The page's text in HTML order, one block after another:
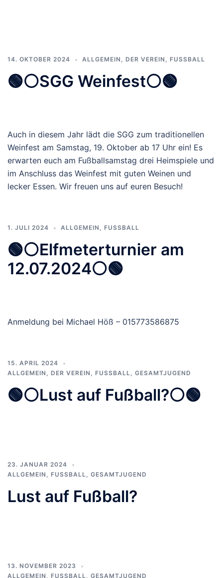
14. OKTOBER 2024 ALLGEMEIN DER VEREIN FUSSBALL
🟢⚪️SGG Weinfest⚪️🟢
Auch in diesem Jahr lädt die SGG zum traditionellen
Weinfest am Samstag, 19. Oktober ab 17 Uhr ein! Es
erwarten euch am Fußballsamstag drei Heimspiele und
im Anschluss das Weinfest mit guten Weinen und
lecker Essen. Wir freuen uns auf euren Besuch!
1. JULI 2024 ALLGEMEIN FUSSBALL
🟢⚪️Elfmeterturnier am
12.07.2024⚪️🟢
Anmeldung bei Michael Höß – 015773586875
15. APRIL 2024
ALLGEMEIN
DER VEREIN FUSSBALL GESAMTJUGEND
🟢⚪️Lust auf Fußball?⚪️🟢
23. JANUAR 2024
ALLGEMEIN
FUSSBALL GESAMTJUGEND
Lust auf Fußball?
13. NOVEMBER 2023
ALLGEMEIN
FUSSBALL GESAMTJUGEND